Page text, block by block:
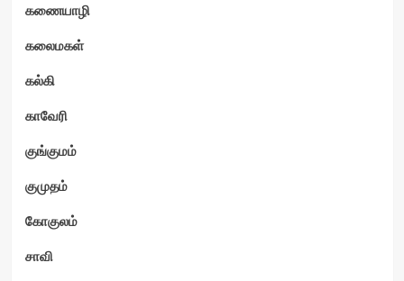
கணையாழி
கலைமகள்
கல்கி
காவேரி
குங்குமம்
குமுதம்
கோகுலம்
சாவி